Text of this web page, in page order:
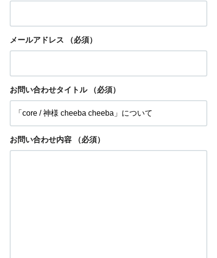
メールアドレス （必須）
お問い合わせタイトル （必須）
お問い合わせ内容 （必須）